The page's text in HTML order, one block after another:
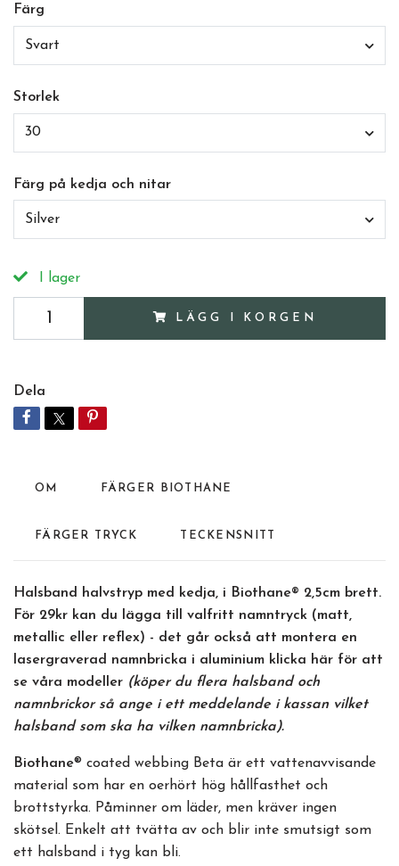
Färg
Svart
Storlek
30
Färg på kedja och nitar
Silver
I lager
LÄGG I KORGEN
Dela
OM FÄRGER BIOTHANE
FÄRGER TRYCK TECKENSNITT
Halsband halvstryp med kedja, i Biothane® 2,5cm brett.
För 29kr kan du lägga till valfritt namntryck (matt,
metallic eller reflex) - det går också att montera en
lasergraverad namnbricka i aluminium klicka här för att
se våra modeller (köper du flera halsband och
namnbrickor så ange i ett meddelande i kassan vilket
halsband som ska ha vilken namnbricka).
Biothane® coated webbing Beta är ett vattenavvisande
material som har en oerhört hög hållfasthet och
brottstyrka. Påminner om läder, men kräver ingen
skötsel. Enkelt att tvätta av och blir inte smutsigt som
ett halsband i tyg kan bli.